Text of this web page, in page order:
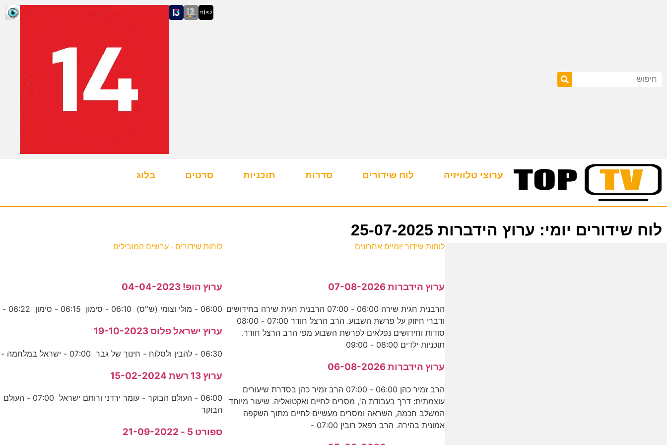
ערוצי טלוויזיה לוח שידורים סדרות תוכניות סרטים בלוג
לוח שידורים יומי: ערוץ הידברות 25-07-2025
לוחות שידור יומיים אחרונים
ערוץ הידברות 07-08-2026
הרבנית חגית שירה 06:00 - 07:00 הרבנית חגית שירה בחידושים
ודברי חיזוק על פרשת השבוע. הרב הרצל חודר 07:00 - 08:00
סודות וחידושים נפלאים לפרשת השבוע מפי הרב הרצל חודר.
תוכניות ילדים 08:00 - 09:00
ערוץ הידברות 06-08-2026
הרב זמיר כהן 06:00 - 07:00 הרב זמיר כהן בסדרת שיעורים
עוצמתית: דרך בעבודת ה', מסרים לחיים ואקטואליה. שיעור מיוחד
המשלב חכמה, השראה ומסרים מעשיים לחיים מתוך השקפה
אמונית בהירה. הרב רפאל רובין 07:00 -
לוחות שידורים - ערוצים המובילים
ערוץ הופ! 04-04-2023
06:00 - מולי וצומי (ש''ס) 06:10 - סימון 06:15 - סימון 06:22 -
ערוץ ישראל פלוס 19-10-2023
06:30 - להבין ולסלוח - חינוך של גבר 07:00 - ישראל במלחמה -
ערוץ 13 רשת 15-02-2024
06:00 - העולם הבוקר - עומר ירדני ורותם ישראל 07:00 - העולם
הבוקר
ספורט 5 - 21-09-2022